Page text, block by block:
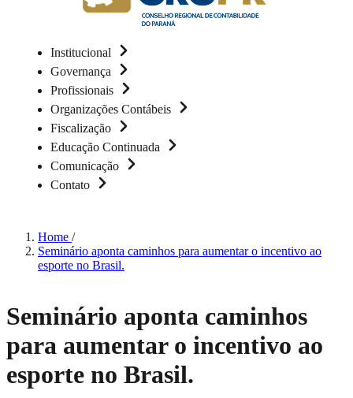
Institucional
Governança
Profissionais
Organizações Contábeis
Fiscalização
Educação Continuada
Comunicação
Contato
Home /
Seminário aponta caminhos para aumentar o incentivo ao
esporte no Brasil.
Seminário aponta caminhos
para aumentar o incentivo ao
esporte no Brasil.